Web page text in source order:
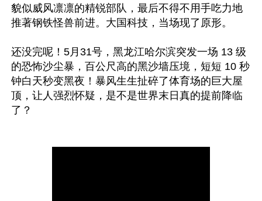
貌似威风凛凛的精锐部队，最后不得不用手吃力地
推著钢铁怪兽前进。大国科技，当场现了原形。
还没完呢！5月31号，黑龙江哈尔滨突发一场 13 级
的恐怖沙尘暴，百公尺高的黑沙墙压境，短短 10 秒
钟白天秒变黑夜！暴风生生扯碎了体育场的巨大屋
顶，让人强烈怀疑，是不是世界末日真的提前降临
了？